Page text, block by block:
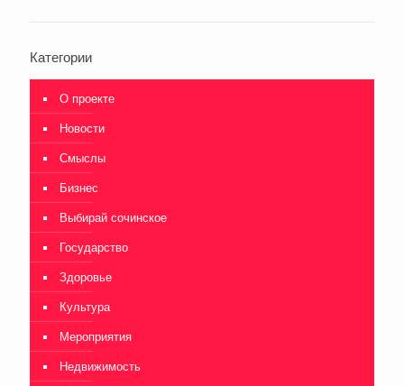
Категории
О проекте
Новости
Смыслы
Бизнес
Выбирай сочинское
Государство
Здоровье
Культура
Мероприятия
Недвижимость